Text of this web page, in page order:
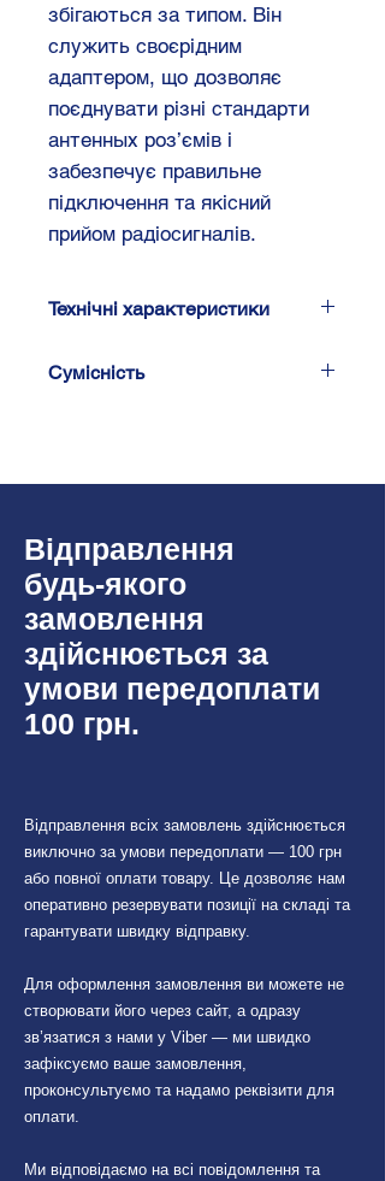
збігаються за типом. Він
служить своєрідним
адаптером, що дозволяє
поєднувати різні стандарти
антенных роз’ємів і
забезпечує правильне
підключення та якісний
прийом радіосигналів.
Технічні характеристики
DIN(m)
Сумісність
Lexus
Peugeot
Peugeot 108 (P) 07/2014
- 03/2021
Subaru
09/2012 - 01/2017
Subaru BRZ (ZC)
01/2017 - 12/2020
Subaru Forester (SJ)
03/2013 - 02/2015
Subaru Forester (SJ)
03/2015 - 08/2018
Subaru Impreza IV (G4)
01/2016 - 12/2017
Subaru Impreza V (G5)
Відправлення
будь-якого
замовлення
здійснюється за
умови передоплати
100 грн.
Відправлення всіх замовлень здійснюється
виключно за умови передоплати — 100 грн
або повної оплати товару. Це дозволяє нам
оперативно резервувати позиції на складі та
гарантувати швидку відправку.
Для оформлення замовлення ви можете не
створювати його через сайт, а одразу
зв’язатися з нами у Viber — ми швидко
зафіксуємо ваше замовлення,
проконсультуємо та надамо реквізити для
оплати.
Ми відповідаємо на всі повідомлення та